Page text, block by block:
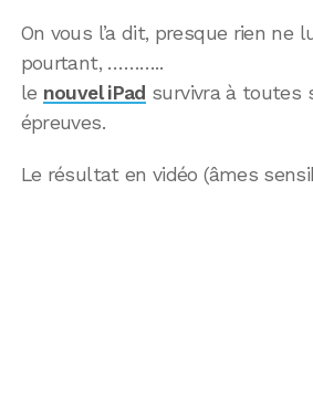
On vous l’a dit, presque rien ne
pourtant, ………..
le nouvel iPad survivra à toutes
épreuves.
Le résultat en vidéo (âmes